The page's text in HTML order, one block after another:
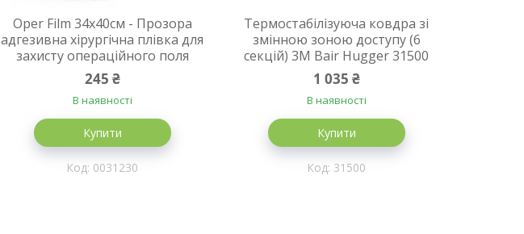
Oper Film 34х40см - Прозора
адгезивна хірургічна плівка для
захисту операційного поля
245 ₴
В наявності
Купити
0031230
Термостабілізуюча ковдра зі
змінною зоною доступу (6
секцій) 3M Bair Hugger 31500
1 035 ₴
В наявності
Купити
31500